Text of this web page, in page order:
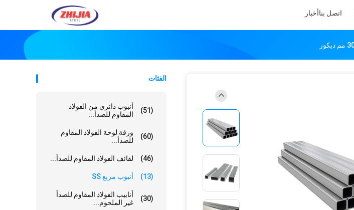
اتصل بناأخبار
الفئات
أنبوب دائري من الفولاذ
المقاوم للصدأ...
(51)
ورقة لوحة الفولاذ المقاوم
للصدأ...
(60)
لفائف الفولاذ المقاوم للصدأ... (46)
أنبوب مربع SS (13)
أنابيب الفولاذ المقاوم للصدأ
غير الملحوم...
(30)